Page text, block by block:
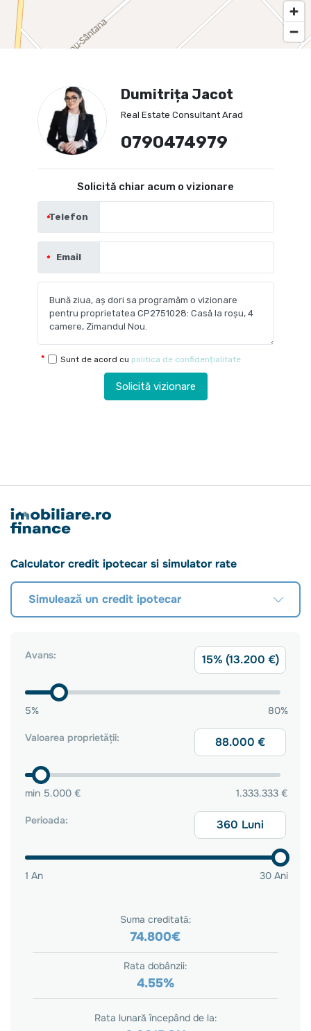
Dumitrița Jacot
Real Estate Consultant Arad
0790474979
Solicită chiar acum o vizionare
Telefon
Email
Sunt de acord cu politica de confidențialitate
Solicită vizionare